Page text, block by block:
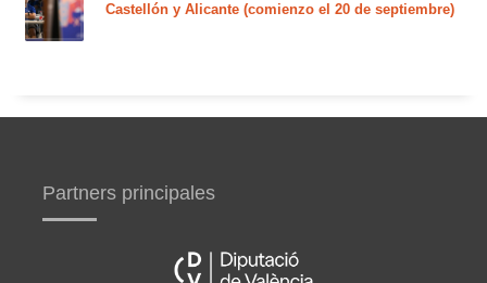
Castellón y Alicante (comienzo el 20 de septiembre)
Partners principales